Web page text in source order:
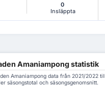
0
Insläppta
Amaniampong statistik
Amaniampong data från 2021/2022
säsongstotal och säsongsgenomsnitt.